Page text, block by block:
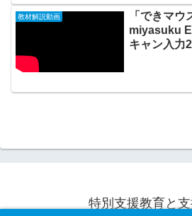
教材解説動画
「できマウ
miyasuku
キャン入力
特別支援教育と